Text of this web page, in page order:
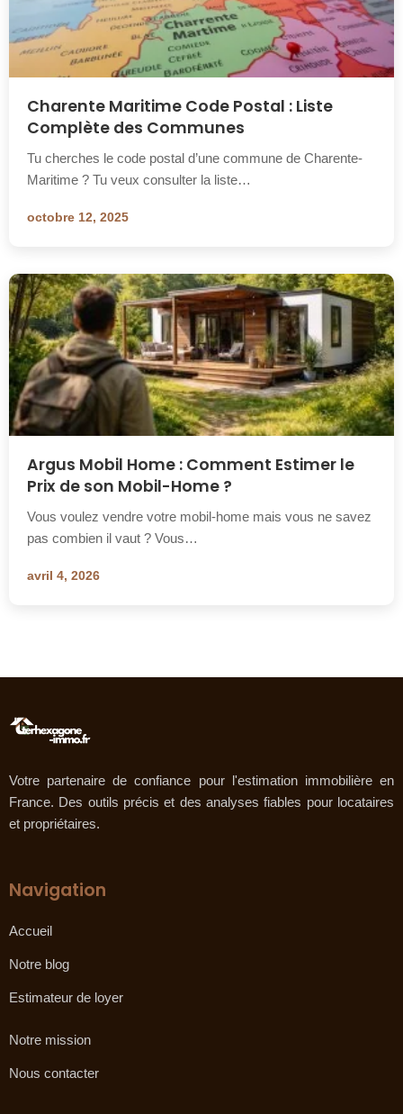
Charente Maritime Code Postal : Liste
Complète des Communes
Tu cherches le code postal d’une commune de Charente-
Maritime ? Tu veux consulter la liste…
octobre 12, 2025
Argus Mobil Home : Comment Estimer le
Prix de son Mobil-Home ?
Vous voulez vendre votre mobil-home mais vous ne savez
pas combien il vaut ? Vous…
avril 4, 2026
Votre partenaire de confiance pour l'estimation immobilière en
France. Des outils précis et des analyses fiables pour locataires
et propriétaires.
Navigation
Accueil
Notre blog
Estimateur de loyer
Notre mission
Nous contacter